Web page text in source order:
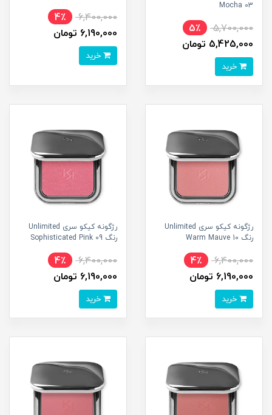
03 Mocha
5,700,000
5٪
5,425,000 تومان
6,400,000
4٪
6,190,000 تومان
رژگونه کیکو سری Unlimited
رنگ 10 Warm Mauve
6,400,000
4٪
6,190,000 تومان
رژگونه کیکو سری Unlimited
رنگ 09 Sophisticated Pink
6,400,000
4٪
6,190,000 تومان